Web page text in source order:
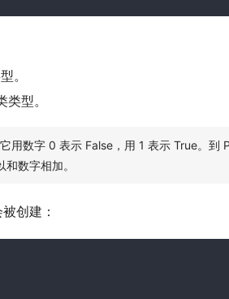
。
型。
用数字 0 表示 False，用 1 表示 True。到
数字相加。
创建：